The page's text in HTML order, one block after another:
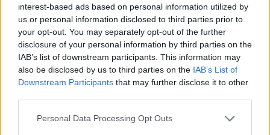
interest-based ads based on personal information utilized by
us or personal information disclosed to third parties prior to
your opt-out. You may separately opt-out of the further
disclosure of your personal information by third parties on the
IAB’s list of downstream participants. This information may
also be disclosed by us to third parties on the IAB’s List of
Downstream Participants that may further disclose it to other
Personal Data Processing Opt Outs